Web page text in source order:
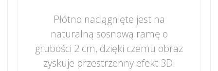
Płótno naciągnięte jest na
naturalną sosnową ramę o
grubości 2 cm, dzięki czemu obraz
zyskuje przestrzenny efekt 3D.